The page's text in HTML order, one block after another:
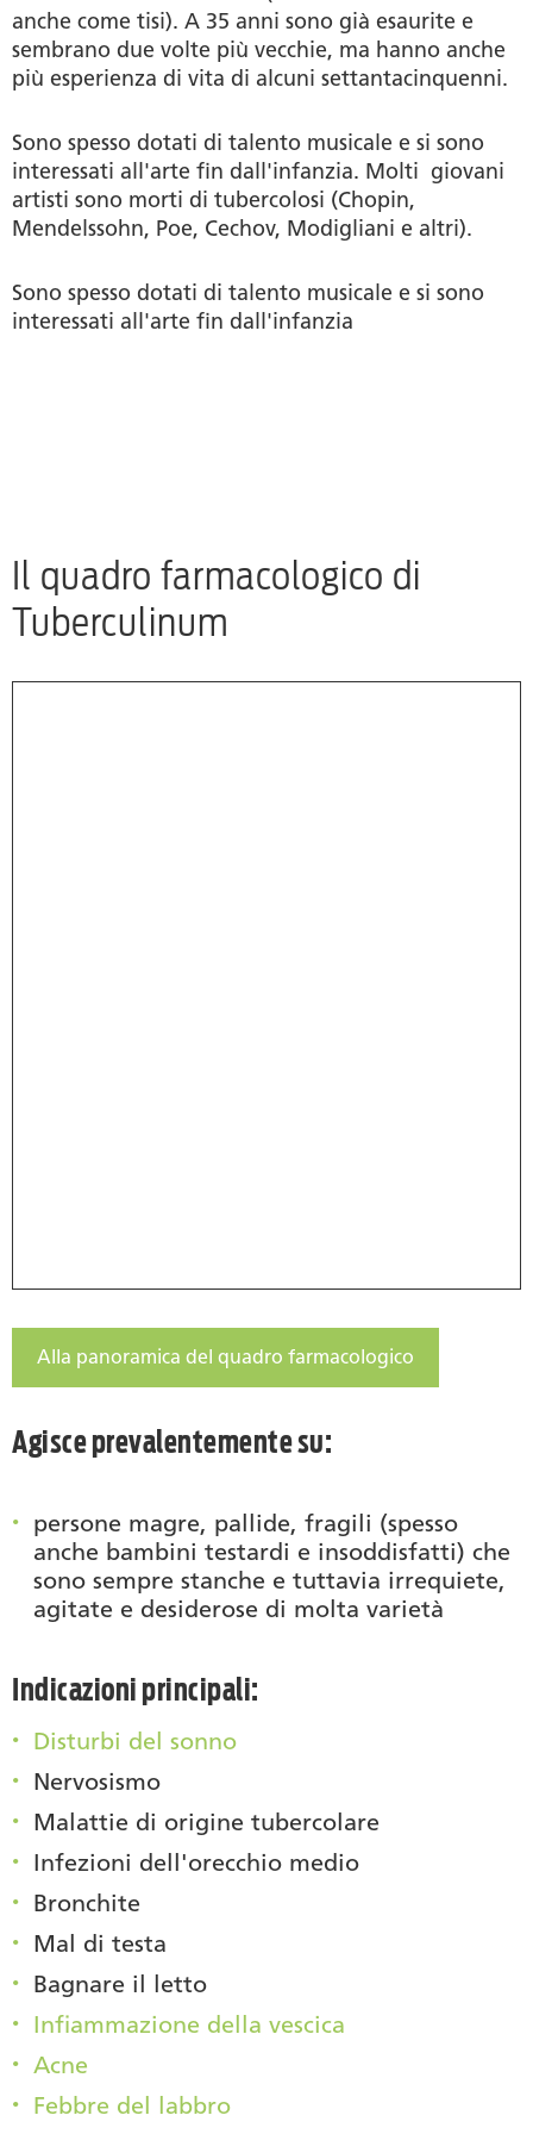
anche come tisi). A 35 anni sono già esaurite e
sembrano due volte più vecchie, ma hanno anche
più esperienza di vita di alcuni settantacinquenni.
Sono spesso dotati di talento musicale e si sono
interessati all'arte fin dall'infanzia. Molti giovani
artisti sono morti di tubercolosi (Chopin,
Mendelssohn, Poe, Cechov, Modigliani e altri).
Sono spesso dotati di talento musicale e si sono
interessati all'arte fin dall'infanzia
Il quadro farmacologico di
Tuberculinum
Alla panoramica del quadro farmacologico
Agisce prevalentemente su:
persone magre, pallide, fragili (spesso
anche bambini testardi e insoddisfatti) che
sono sempre stanche e tuttavia irrequiete,
agitate e desiderose di molta varietà
Indicazioni principali:
Disturbi del sonno
Nervosismo
Malattie di origine tubercolare
Infezioni dell'orecchio medio
Bronchite
Mal di testa
Bagnare il letto
Infiammazione della vescica
Acne
Febbre del labbro